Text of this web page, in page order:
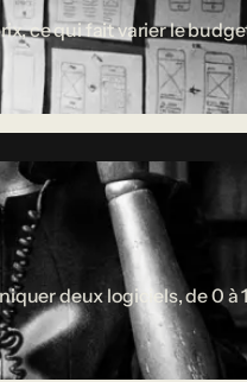
ce qui fait varier le
deux logiciels, de 0 à